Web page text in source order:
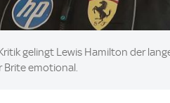
gelingt Lewis Hamilton der
Brite emotional.